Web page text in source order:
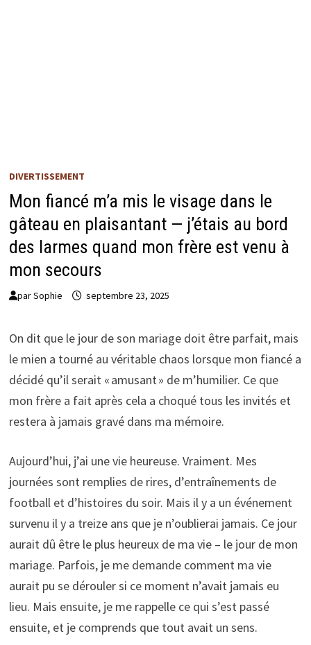
DIVERTISSEMENT
Mon fiancé m’a mis le visage dans le
gâteau en plaisantant — j’étais au bord
des larmes quand mon frère est venu à
mon secours
parSophie septembre 23, 2025
On dit que le jour de son mariage doit être parfait, mais
le mien a tourné au véritable chaos lorsque mon fiancé a
décidé qu’il serait « amusant » de m’humilier. Ce que
mon frère a fait après cela a choqué tous les invités et
restera à jamais gravé dans ma mémoire.
Aujourd’hui, j’ai une vie heureuse. Vraiment. Mes
journées sont remplies de rires, d’entraînements de
football et d’histoires du soir. Mais il y a un événement
survenu il y a treize ans que je n’oublierai jamais. Ce jour
aurait dû être le plus heureux de ma vie – le jour de mon
mariage. Parfois, je me demande comment ma vie
aurait pu se dérouler si ce moment n’avait jamais eu
lieu. Mais ensuite, je me rappelle ce qui s’est passé
ensuite, et je comprends que tout avait un sens.